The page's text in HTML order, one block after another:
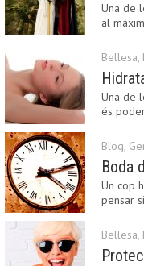
Una de
al
Bellesa,
Una de
és
Blog,
Boda
Un cop
pensar
Bellesa,